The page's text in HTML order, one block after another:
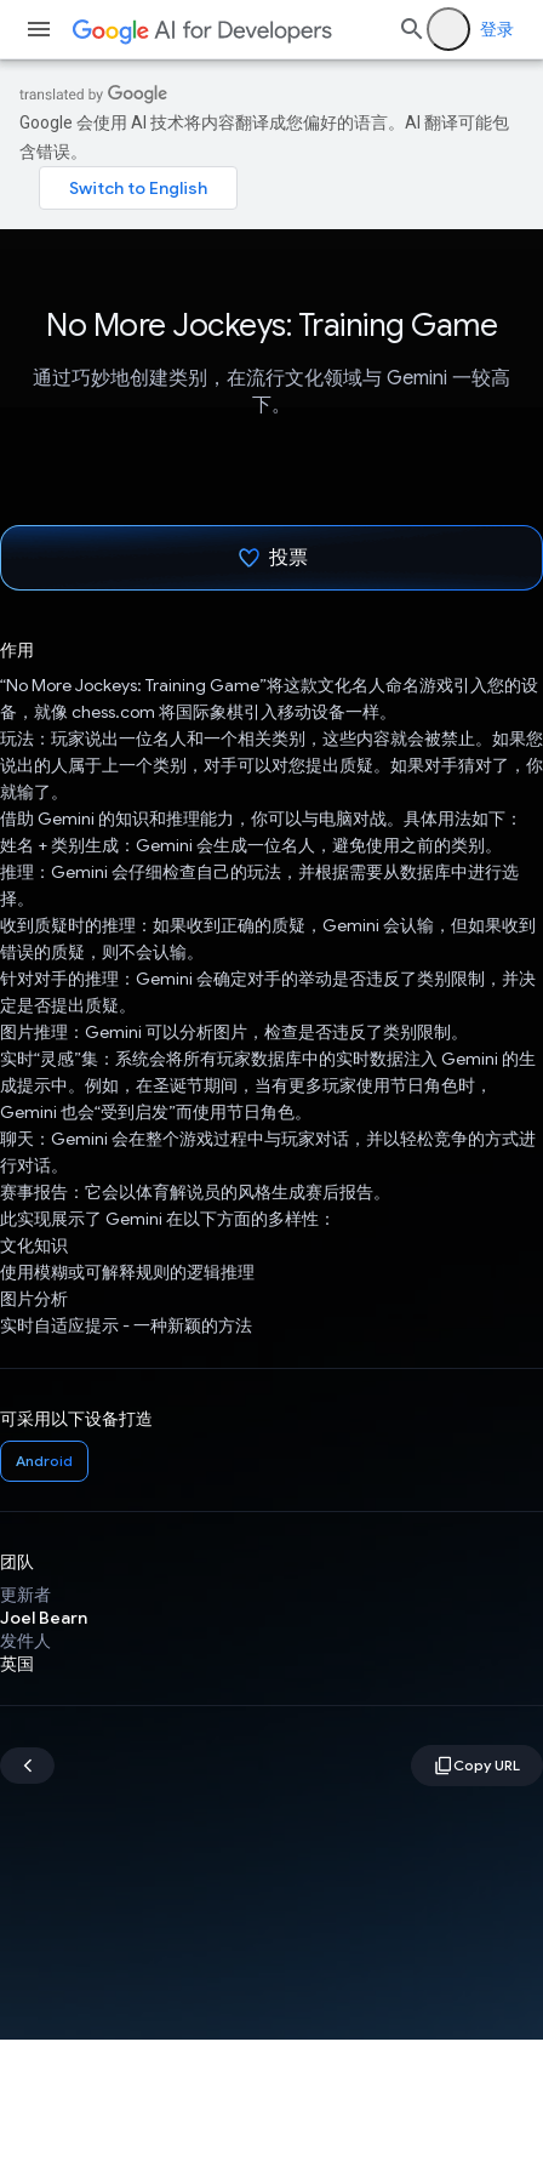
登录
Google 会使用 AI 技术将内容翻译成您偏好的语言。AI 翻译可能包
含错误。
No More Jockeys: Training Game
通过巧妙地创建类别，在流行文化领域与 Gemini 一较高
下。
投票
作用
“No More Jockeys: Training Game”将这款文化名人命名游戏引入您的设
备，就像 chess.com 将国际象棋引入移动设备一样。
玩法：玩家说出一位名人和一个相关类别，这些内容就会被禁止。如果您
说出的人属于上一个类别，对手可以对您提出质疑。如果对手猜对了，你
就输了。
借助 Gemini 的知识和推理能力，你可以与电脑对战。具体用法如下：
姓名 + 类别生成：Gemini 会生成一位名人，避免使用之前的类别。
推理：Gemini 会仔细检查自己的玩法，并根据需要从数据库中进行选
择。
收到质疑时的推理：如果收到正确的质疑，Gemini 会认输，但如果收到
错误的质疑，则不会认输。
针对对手的推理：Gemini 会确定对手的举动是否违反了类别限制，并决
定是否提出质疑。
图片推理：Gemini 可以分析图片，检查是否违反了类别限制。
实时“灵感”集：系统会将所有玩家数据库中的实时数据注入 Gemini 的生
成提示中。例如，在圣诞节期间，当有更多玩家使用节日角色时，
Gemini 也会“受到启发”而使用节日角色。
聊天：Gemini 会在整个游戏过程中与玩家对话，并以轻松竞争的方式进
行对话。
赛事报告：它会以体育解说员的风格生成赛后报告。
此实现展示了 Gemini 在以下方面的多样性：
文化知识
使用模糊或可解释规则的逻辑推理
图片分析
实时自适应提示 - 一种新颖的方法
可采用以下设备打造
Android
团队
更新者
Joel Bearn
发件人
英国